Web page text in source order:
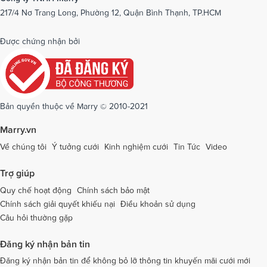
Dịch vụ cưới tại Phú Yên Dịch vụ cưới tại Phú Thọ
Dịch vụ cưới tại Quảng Bình
Dịch vụ cưới tại Quảng Ngãi
Dịch vụ cưới tại Quảng Ninh
Dịch vụ cưới tại Sóc Trăng Dịch vụ cưới tại Sơn La
Dịch vụ cưới tại Thái Bình Dịch vụ cưới tại Thanh Hóa
Dịch vụ cưới tại Thừa Thiên - Huế
Dịch vụ cưới tại An Giang Dịch vụ cưới tại Trà Vinh
Dịch vụ cưới tại Tuyên Quang Dịch vụ cưới tại Vĩnh Long
Dịch vụ cưới tại Bà Rịa - Vũng TàuDịch vụ cưới tại Bắc Giang
217/4 Nơ Trang Long, Phường 12, Quận Bình Thạnh, TP.HCM
Được chứng nhận bởi
Bản quyền thuộc về Marry © 2010-2021
Marry.vn
Về chúng tôi Ý tưởng cưới Kinh nghiệm cưới Tin Tức Video
Trợ giúp
Quy chế hoạt động
Chính sách bảo mật
Chính sách giải quyết khiếu nại Điều khoản sử dụng
Câu hỏi thường gặp
Đăng ký nhận bản tin
Đăng ký nhận bản tin để không bỏ lỡ thông tin khuyến mãi cưới mới